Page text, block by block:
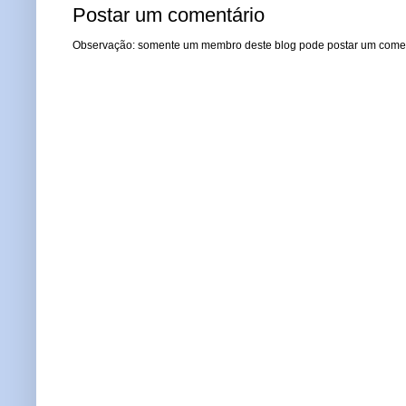
Postar um comentário
Observação: somente um membro deste blog pode postar um